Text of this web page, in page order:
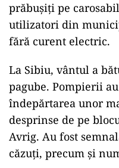
prăbușiți pe
utilizatori din
fără curent electric.
La Sibiu, vântul a
pagube. Pompierii
îndepărtarea unor
desprinse de pe
Avrig. Au fost
căzuți, precum și